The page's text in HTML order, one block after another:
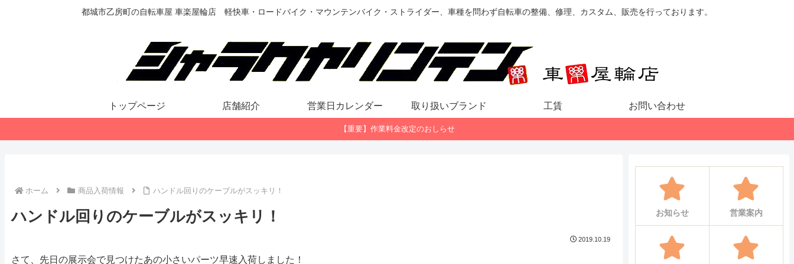
都城市乙房町の自転車屋 車楽屋輪店 軽快車・ロードバイク・マウンテンバイク・ストライダー、車種を問わず自転車の整備、修理、カスタム、販売を行っております。
トップページ 店舗紹介 営業日カレンダー 取り扱いブランド 工賃 お問い合わせ
【重要】作業料金改定のおしらせ
ホーム 商品入荷情報 ハンドル回りのケーブルがスッキリ！
ハンドル回りのケーブルがスッキリ！
2019.10.19
さて、先日の展示会で見つけたあの小さいパーツ早速入荷しました！
お知らせ 営業案内